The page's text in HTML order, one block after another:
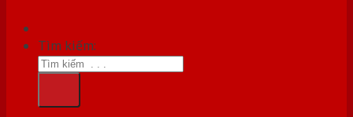
Tìm kiếm: